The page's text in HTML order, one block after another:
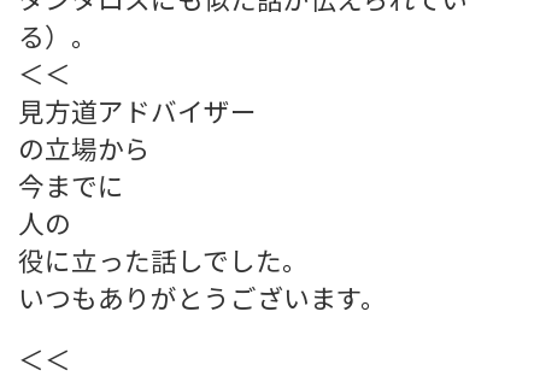
る）。
＜＜
見方道アドバイザー
の立場から
今までに
人の
役に立った話しでした。
いつもありがとうございます。
＜＜